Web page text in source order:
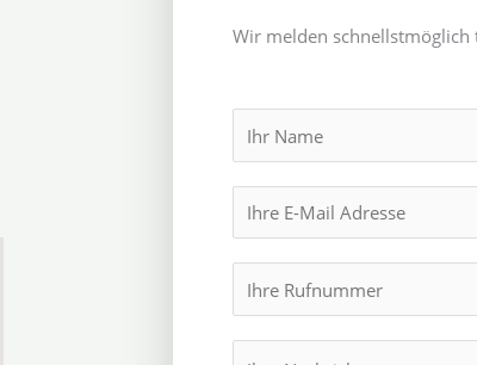
Wir melden
a
m
m
a
h
r